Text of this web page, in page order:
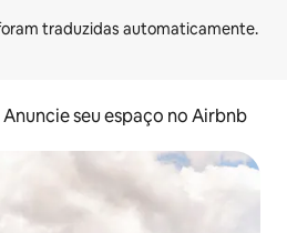
Anuncie seu espaço no Airbnb